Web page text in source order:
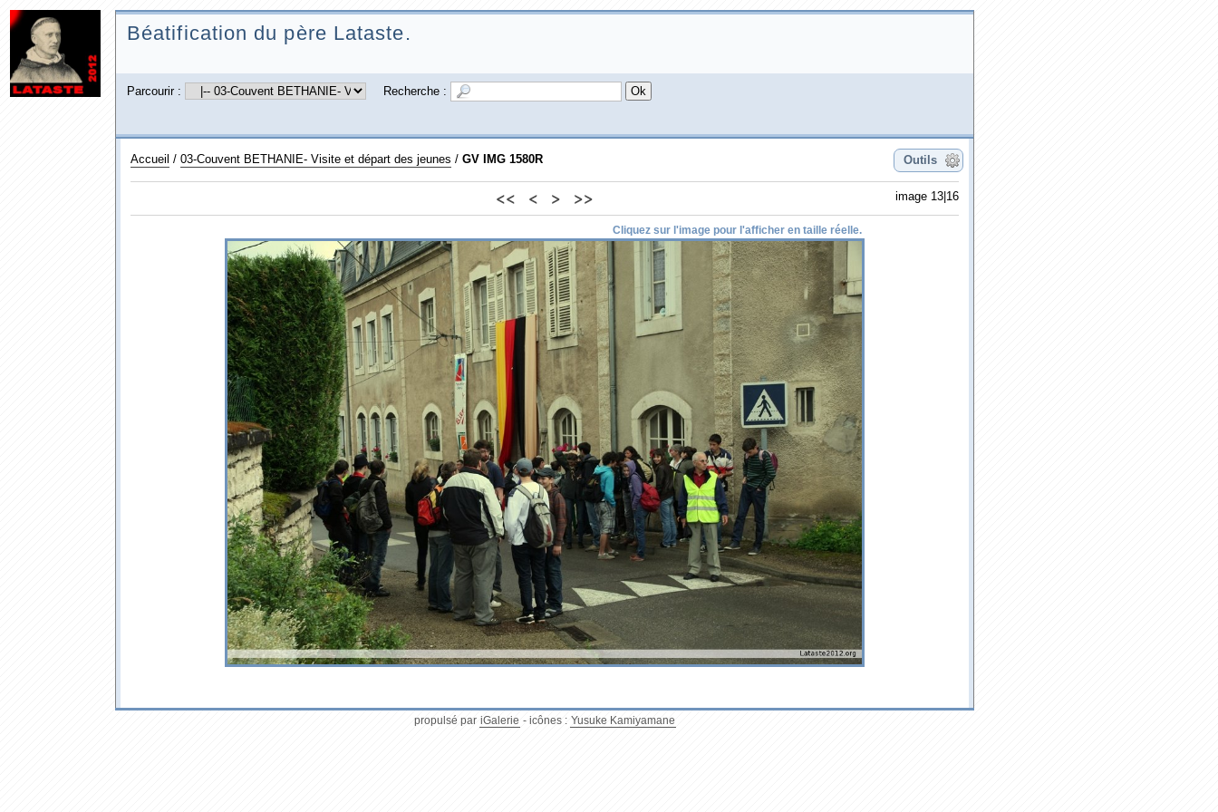
Béatification du père Lataste.
Parcourir : Recherche :
Outils
Accueil / 03-Couvent BETHANIE- Visite et départ des jeunes / GV IMG 1580R
image 13|16
<< < > >>
Cliquez sur l'image pour l'afficher en taille réelle.
propulsé par iGalerie - icônes : Yusuke Kamiyamane